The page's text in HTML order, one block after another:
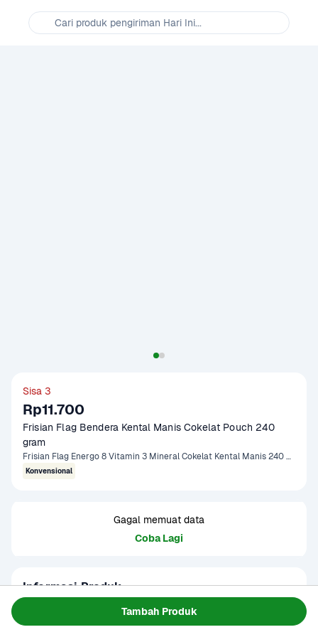
Tambah Produk
Sisa 3
Rp11.700
Frisian Flag Bendera Kental Manis Cokelat Pouch 240
gram
Frisian Flag Energo 8 Vitamin 3 Mineral Cokelat Kental Manis 240 gram
Konvensional
Gagal memuat data
Coba Lagi
Informasi Produk
Cari produk pengiriman Hari Ini...